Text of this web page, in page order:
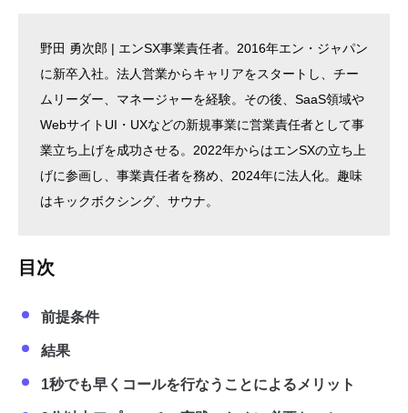
野田 勇次郎 | エンSX事業責任者。2016年エン・ジャパン
に新卒入社。法人営業からキャリアをスタートし、チー
ムリーダー、マネージャーを経験。その後、SaaS領域や
WebサイトUI・UXなどの新規事業に営業責任者として事
業立ち上げを成功させる。2022年からはエンSXの立ち上
げに参画し、事業責任者を務め、2024年に法人化。趣味
はキックボクシング、サウナ。
目次
前提条件
結果
1秒でも早くコールを行なうことによるメリット